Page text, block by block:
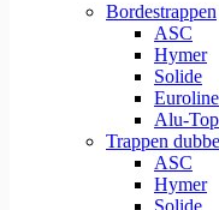
Bordestrappen
ASC
Hymer
Solide
Euroline
Alu-Top
Trappen
ASC
Hymer